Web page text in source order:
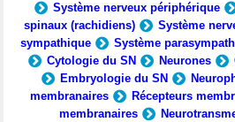
Système nerveux périphérique
spinaux (rachidiens)
Système
sympathique
Système
Cytologie du SN
Neurones
Embryologie du SN
membranaires
Récepteurs
membranaires